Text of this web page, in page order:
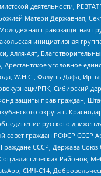
деятельности,
Матери Державная,
правозащитная
инициативная
Алля-Аят,
Арестантское уголовное
W.H.С., Фалунь Дафа,
РПК, Сибирский
защиты прав граждан,
округа г.
русского
совет граждан РСФСР СССР
СССР, Держава Союз
Районов,
СИЧ-С14,